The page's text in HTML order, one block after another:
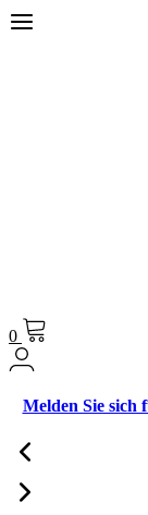
0
Melden Sie sich